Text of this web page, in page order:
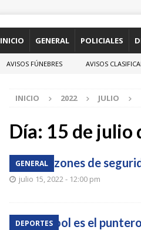
INICIO GENERAL POLICIALES
AVISOS FÚNEBRES AVISOS
INICIO 2022 JULIO
Día: 15 de julio
GENERAL
Por razones de
julio 15, 2022 - 12:00 pm
DEPORTES
Liverpool es el